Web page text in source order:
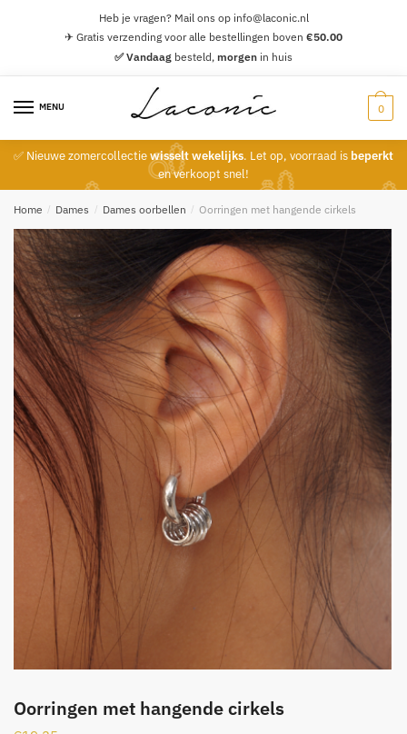
Heb je vragen? Mail ons op info@laconic.nl
✈ Gratis verzending voor alle bestellingen boven €50.00
✅ Vandaag besteld, morgen in huis
MENU 0
✅ Nieuwe zomercollectiewisselt wekelijks. Let op, voorraad is beperkt
en verkoopt snel!
Home / Dames / Dames oorbellen / Oorringen met hangende cirkels
Oorringen met hangende cirkels